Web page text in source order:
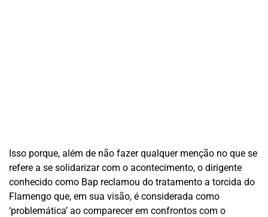
Isso porque, além de não fazer qualquer menção no que se
refere a se solidarizar com o acontecimento, o dirigente
conhecido como Bap reclamou do tratamento a torcida do
Flamengo que, em sua visão, é considerada como
‘problemática’ ao comparecer em confrontos com o